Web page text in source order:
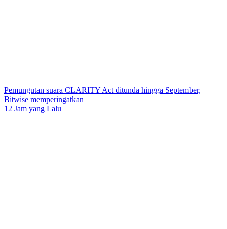
Pemungutan suara CLARITY Act ditunda hingga September,
Bitwise memperingatkan
12 Jam yang Lalu